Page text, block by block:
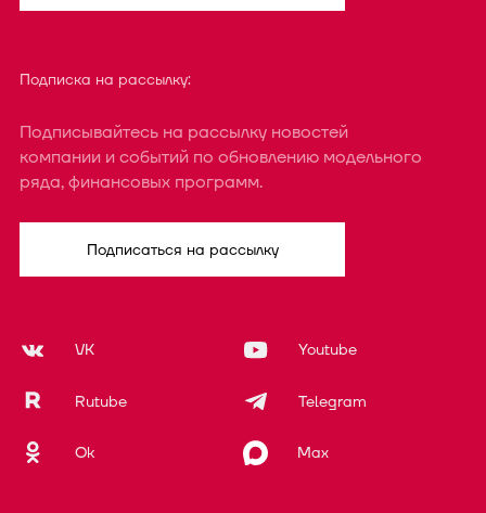
Подписка на рассылку:
Подписывайтесь на рассылку новостей
компании и событий по обновлению модельного
ряда, финансовых программ.
Подписаться на рассылку
VK Youtube
Rutube Telegram
Ok Max